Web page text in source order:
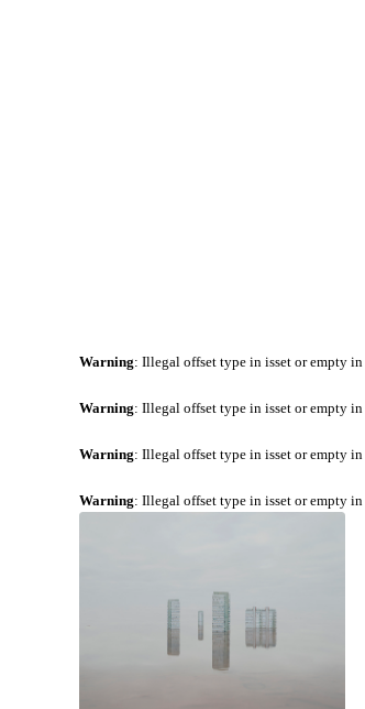
Warning: Illegal offset type in isset or empty in
Warning: Illegal offset type in isset or empty in
Warning: Illegal offset type in isset or empty in
Warning: Illegal offset type in isset or empty in